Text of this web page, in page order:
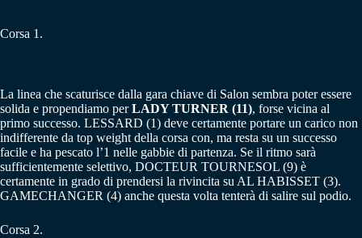
Corsa 1.
La linea che scaturisce dalla gara chiave di Salon sembra poter essere
solida e propendiamo perLADY TURNER (11), forse vicina al
primo successo. LESSARD (1) deve certamente portare un carico non
indifferente da top weight della corsa con, ma resta su un successo
facile e ha pescato l’1 nelle gabbie di partenza. Se il ritmo sarà
sufficientemente selettivo, DOCTEUR TOURNESOL (9) è
certamente in grado di prendersi la rivincita su AL HABISSET (3).
GAMECHANGER (4) anche questa volta tenterà di salire sul podio.
Corsa 2.